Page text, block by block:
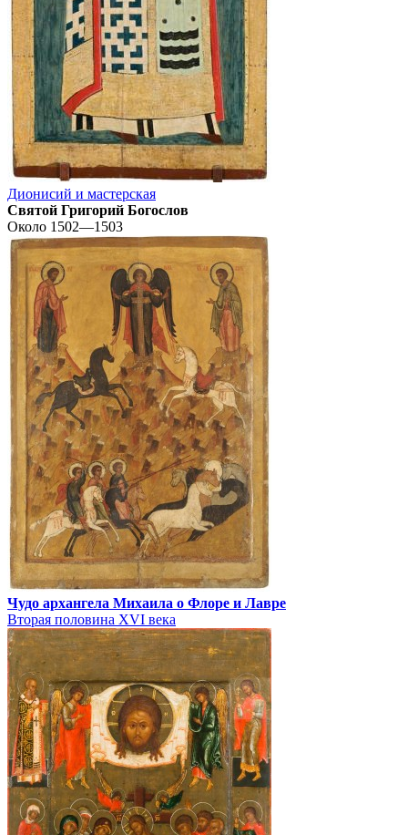
Дионисий и мастерская
Святой Григорий Богослов
Около 1502—1503
Чудо архангела Михаила о Флоре и Лавре
Вторая половина XVI века